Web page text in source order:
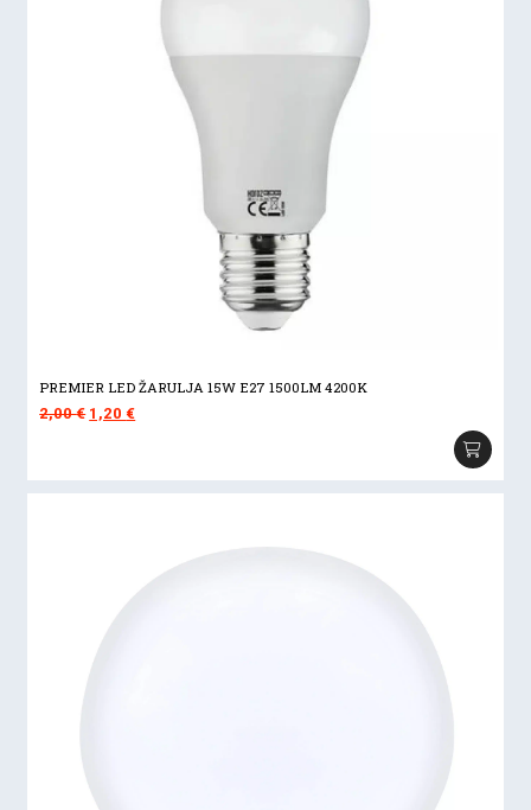
PREMIER LED ŽARULJA 15W E27 1500LM 4200K
2,00€ Izvorna
je:
1,20€Trenutna
1,20 €.